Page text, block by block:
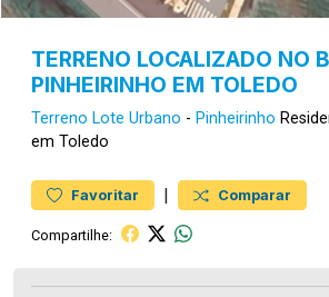
TERRENO LOCALIZADO NO
PINHEIRINHO EM TOLEDO
Terreno Lote Urbano - Pinheirinho
em Toledo
Favoritar | Comparar
Compartilhe: